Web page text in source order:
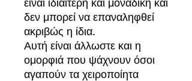
δεν μπορεί να επαναληφθεί
ακριβώς η ίδια.
Αυτή είναι άλλωστε και η
ομορφιά που ψάχνουν όσοι
αγαπούν τα χειροποίητα